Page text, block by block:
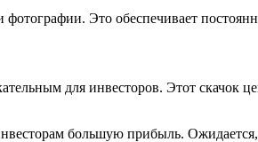
Это обеспечивает
для инвесторов. Этот скачок
большую прибыль.